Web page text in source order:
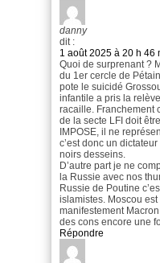
danny
dit :
1 août 2025 à 20 h 46
Quoi de surprenant ?
du 1er cercle de
pote le suicidé
infantile a pris la
racaille. Franchement
de la secte LFI doit
IMPOSE, il ne
c’est donc un
noirs desseins.
D’autre part je ne
la Russie avec nos
Russie de Poutine
islamistes. Moscou
manifestement
des cons encore une
Répondre